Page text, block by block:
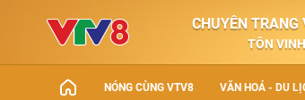
CHUYÊN TRANG
TÔN
NÓNG CÙNG VTV8 VĂN HOÁ - DU